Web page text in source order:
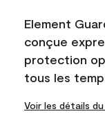
Element
conçue
protection
tous les
Voir les détails